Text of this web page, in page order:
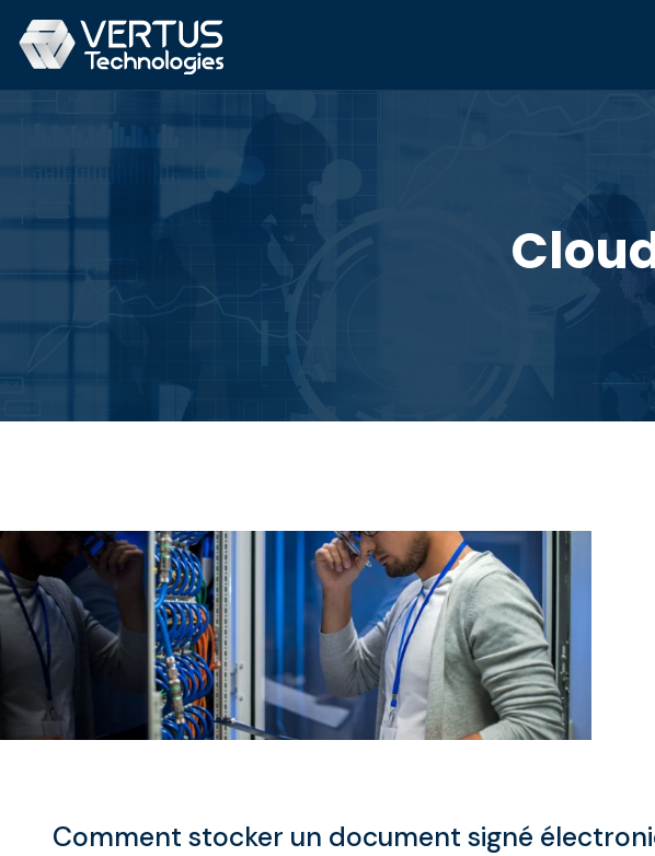
Comment stocker un document signé